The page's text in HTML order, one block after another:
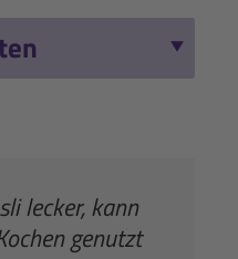
lecker, kann
genutzt